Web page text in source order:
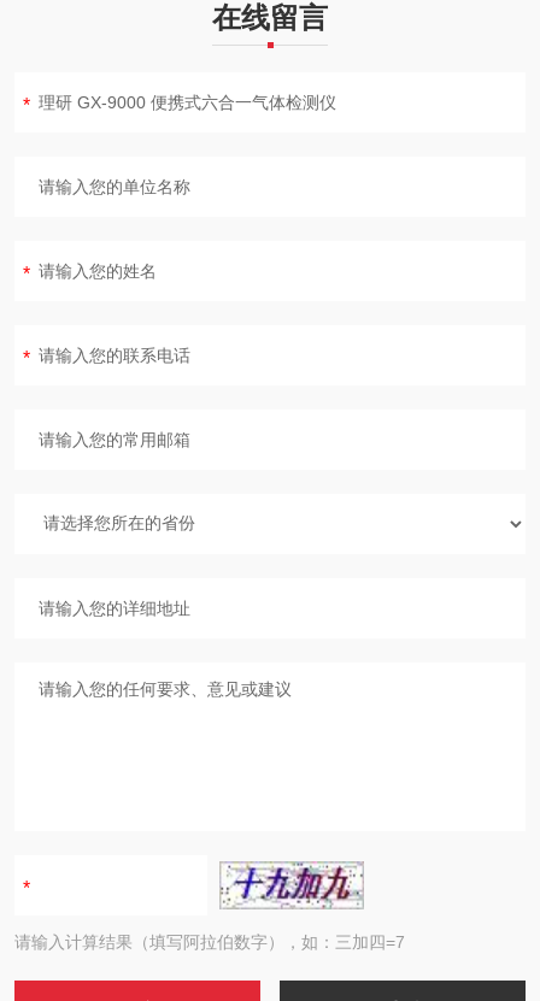
在线留言
请输入计算结果（填写阿拉伯数字），如：三加四=7